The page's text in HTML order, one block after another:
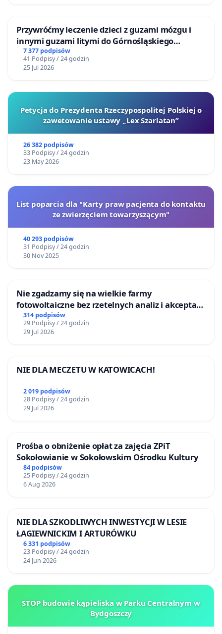
Przywróćmy leczenie dzieci z guzami mózgu i
innymi guzami litymi do Górnośląskiego
Centrum Zdrowia Dziecka w Katowicach
7 377 podpisów
41 Podpisy / 24 godzin
25 Jul 2026
Petycja do Prezydenta Rzeczypospolitej Polskiej o
zawetowanie ustawy „Lex Szarlatan”
26 382 podpisów
33 Podpisy / 24 godzin
23 May 2026
List poparcia dla "Karty praw pacjenta do kontaktu
ze zwierzęciem towarzyszącym"
40 293 podpisów
31 Podpisy / 24 godzin
30 Nov 2025
Nie zgadzamy się na wielkie farmy
fotowoltaiczne bez rzetelnych analiz i akceptacji
mieszkańców
314 podpisów
29 Podpisy / 24 godzin
29 Jul 2026
NIE DLA MECZETU W KATOWICACH!
2 019 podpisów
28 Podpisy / 24 godzin
29 Jul 2026
Prośba o obniżenie opłat za zajęcia ZPiT
Sokołowianie w Sokołowskim Ośrodku Kultury
84 podpisów
25 Podpisy / 24 godzin
6 Aug 2026
NIE DLA SZKODLIWYCH INWESTYCJI W LESIE
ŁAGIEWNICKIM I ARTURÓWKU
6 331 podpisów
23 Podpisy / 24 godzin
24 Jun 2026
STOP budowie kąpieliska w Parku Centralnym w
Bydgoszczy